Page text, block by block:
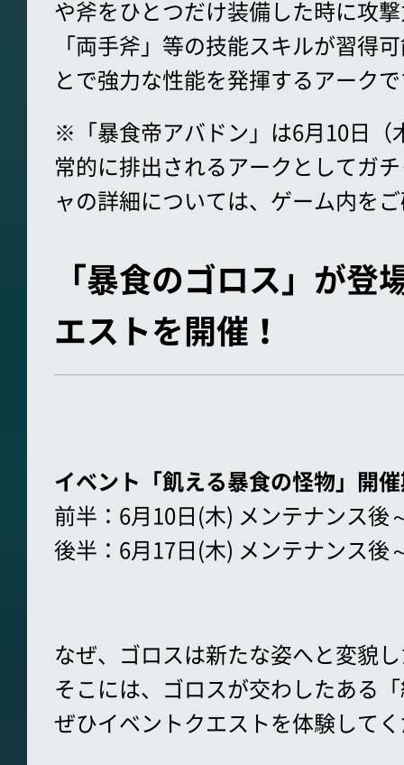
や斧をひとつだけ装備した時に攻
「両手斧」等の技能スキルが習得
とで強力な性能を発揮するアーク
※「暴食帝アバドン」は6月10日（
常的に排出されるアークとしてガ
ャの詳細については、ゲーム内を
「暴食のゴロス」が登
エストを開催！
イベント「飢える暴食の怪物」開
前半：6月10日(木) メンテナンス後
後半：6月17日(木) メンテナンス後
なぜ、ゴロスは新たな姿へと変貌
そこには、ゴロスが交わしたある
ぜひイベントクエストを体験して